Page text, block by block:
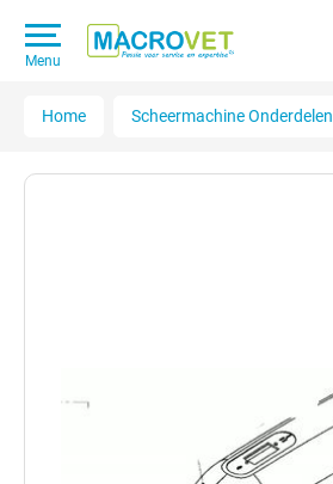
Menu
Home Scheermachine Onderdelen